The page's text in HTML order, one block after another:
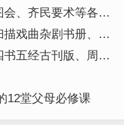
、齐民要术等各类
本
戏曲杂剧书册、古
法、绘画真迹800
五经古刊版、周
12堂父母必修课